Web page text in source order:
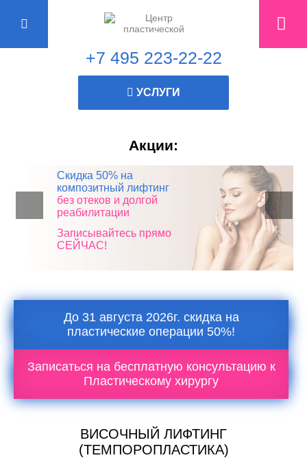
+7 495 223-22-22
УСЛУГИ
Акции:
Все пластические
операции*
со СКИДКОЙ 50%
Скидка 50% на
композитный лифтинг
без отеков и долгой
реабилитации
Записывайтесь прямо
СЕЙЧАС!
Консультация
пластического хирурга
БЕСПЛАТНО!
Записывайтесь прямо
СЕЙЧАС!
Скидка 10% в честь дня
рождения!
До 31 августа 2026г. скидка на
пластические операции 50%!
Записаться на бесплатную консультацию к
Пластическому хирургу
ВИСОЧНЫЙ ЛИФТИНГ
(ТЕМПОРОПЛАСТИКА)